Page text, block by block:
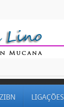
LIGAÇÕES